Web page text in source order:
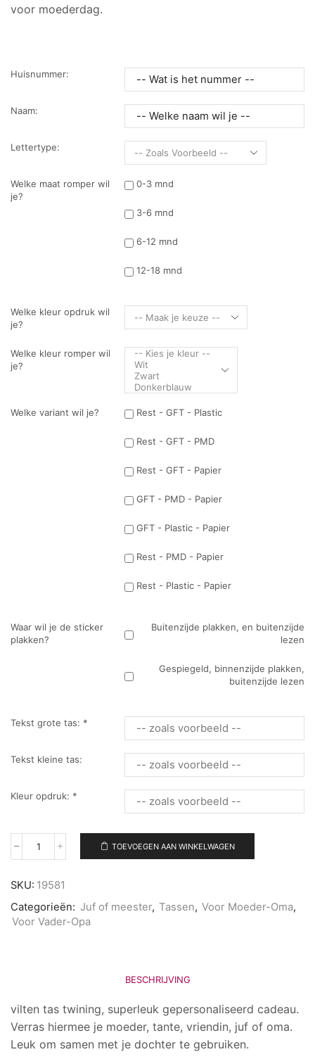
voor moederdag.
Huisnummer:
Naam:
Lettertype:
Welke maat romper wil
je?
0-3 mnd
3-6 mnd
6-12 mnd
12-18 mnd
Welke kleur opdruk wil
je?
Welke kleur romper wil
je?
Welke variant wil je? Rest - GFT - Plastic
Rest - GFT - PMD
Rest - GFT - Papier
GFT - PMD - Papier
GFT - Plastic - Papier
Rest - PMD - Papier
Rest - Plastic - Papier
Waar wil je de sticker
plakken?
Buitenzijde plakken, en buitenzijde
lezen
Gespiegeld, binnenzijde plakken,
buitenzijde lezen
Tekst grote tas: *
Tekst kleine tas:
Kleur opdruk: *
Vilten
aantal
TOEVOEGEN AAN WINKELWAGEN
SKU: 19581
Categorieën: Juf of meester, Tassen, Voor Moeder-Oma,
Voor Vader-Opa
BESCHRIJVING
vilten tas twining, superleuk gepersonaliseerd cadeau.
Verras hiermee je moeder, tante, vriendin, juf of oma.
Leuk om samen met je dochter te gebruiken.